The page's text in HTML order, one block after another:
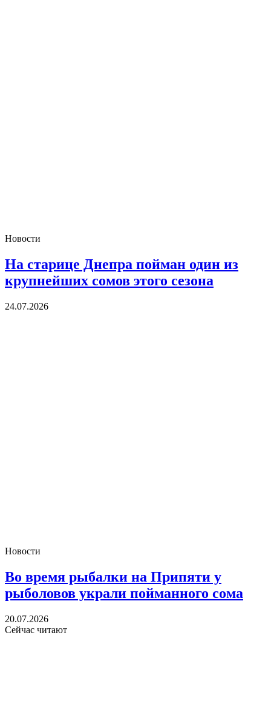
Новости
На старице Днепра пойман один из
крупнейших сомов этого сезона
24.07.2026
Новости
Во время рыбалки на Припяти у
рыболовов украли пойманного сома
20.07.2026
Сейчас читают